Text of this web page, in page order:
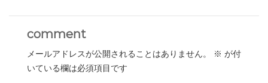
comment
メールアドレスが公開されることはありません。 ※ が付
いている欄は必須項目です